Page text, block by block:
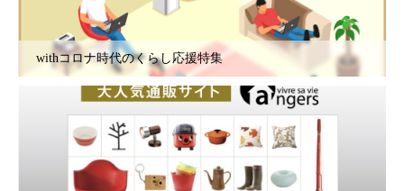
withコロナ時代のくらし応援特集